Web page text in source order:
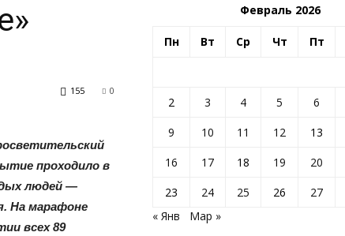
0
155
проходило в
людей —
На марафоне
всех 89
Февраль 2026
Пн Вт Ср Чт Пт
2
3 4 5 6
9
10 11 12 13
16
17 18 19 20
23
24 25 26 27
« Янв
Мар »